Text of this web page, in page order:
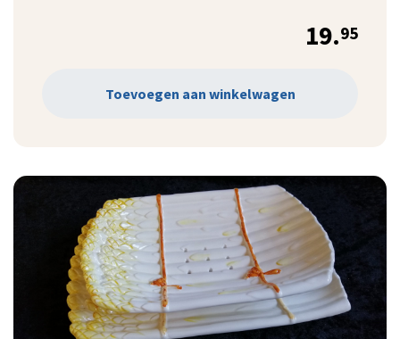
19.95
Toevoegen aan winkelwagen